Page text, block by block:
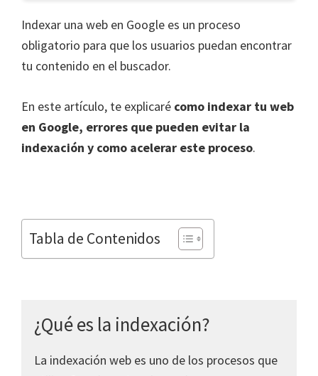
Indexar una web en Google es un proceso
obligatorio para que los usuarios puedan encontrar
tu contenido en el buscador.
En este artículo, te explicaré como indexar tu web
en Google, errores que pueden evitar la
indexación y como acelerar este proceso.
Tabla de Contenidos
¿Qué es la indexación?
La indexación web es uno de los procesos que